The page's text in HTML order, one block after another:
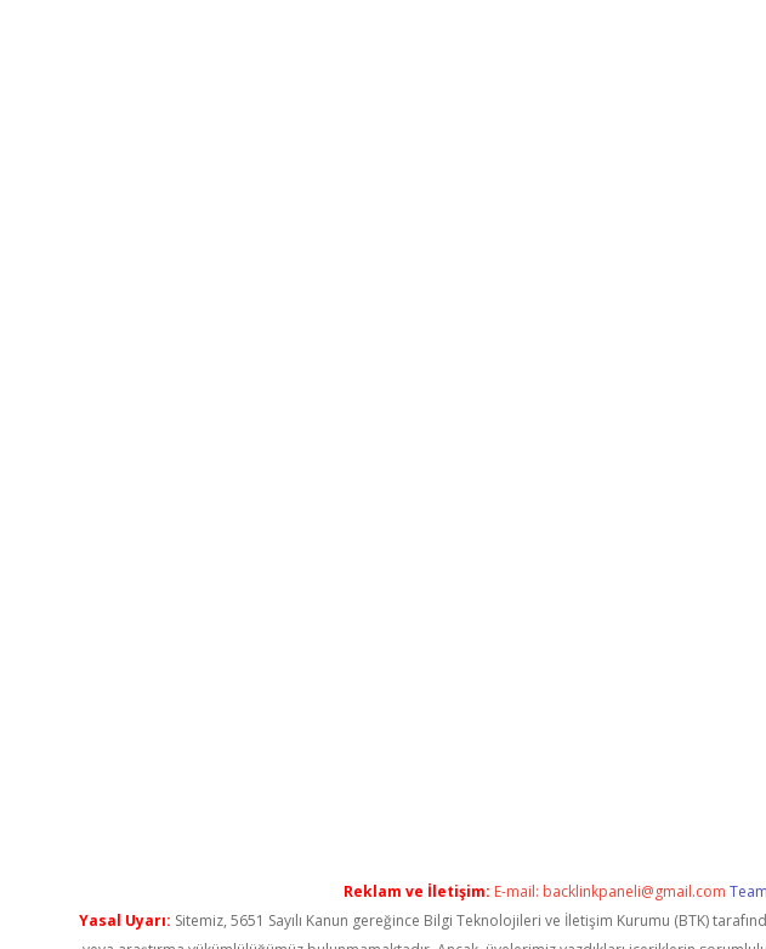
Reklam ve İletişim: E-mail: backlinkpaneli@gmail.com
Yasal Uyarı: Sitemiz, 5651 Sayılı Kanun gereğince Bilgi Teknolojileri ve İletişim Kurumu (BTK)